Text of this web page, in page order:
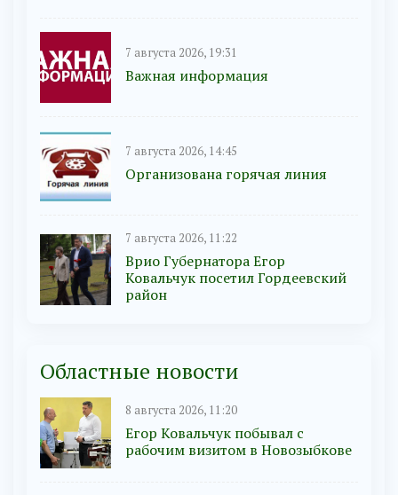
7 августа 2026, 19:31
Важная информация
7 августа 2026, 14:45
Организована горячая линия
7 августа 2026, 11:22
Врио Губернатора Егор
Ковальчук посетил Гордеевский
район
Областные новости
8 августа 2026, 11:20
Егор Ковальчук побывал с
рабочим визитом в Новозыбкове